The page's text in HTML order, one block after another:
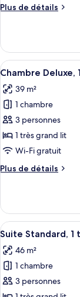
chambre :
très
grand
lit
(Loft
Business
Suite)
Plus de détails
Plus
le
type
de
Loft
Supérieur,
très
grand
lit
(Loft
Business
Afficher
toutes
les
photos
pour
ce
type
chambre :
très
grand
lit
(Deluxe
King)
4
Chambre Deluxe,
39 m²
1 chambre
3 personnes
1 très grand lit
Wi-Fi gratuit
Plus de détails
Plus
le
type
de
Chambre
Deluxe,
très
Afficher
toutes
les
photos
pour
10
Suite Standard,
46 m²
1 chambre
3 personnes